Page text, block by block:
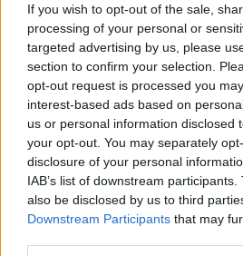
If you wish to opt-out of the sale,
processing of your personal or
targeted advertising by us, please
section to confirm your selection.
opt-out request is processed you
interest-based ads based on
us or personal information disclosed
your opt-out. You may separately
disclosure of your personal
IAB’s list of downstream
also be disclosed by us to third
Downstream Participants that may
A koronavírus terjedése miatt
életbe különleges intézkedések.
bejelentette, a termelést péntekig
jövő hétfőtől pedig nem termel a
járványügyi helyzet és ennek
valamint a külföldi kormányzati
Zrt. számára is új helyzetet...
KEDVES OLVASÓNK!